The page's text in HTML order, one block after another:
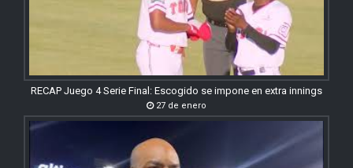
RECAP Juego 4 Serie Final: Escogido se impone en extra innings
27 de enero